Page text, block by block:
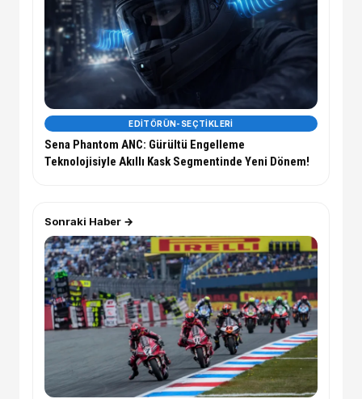
EDITÖRÜN-SEÇTIKLERI
Sena Phantom ANC: Gürültü Engelleme
Teknolojisiyle Akıllı Kask Segmentinde Yeni Dönem!
Sonraki Haber →